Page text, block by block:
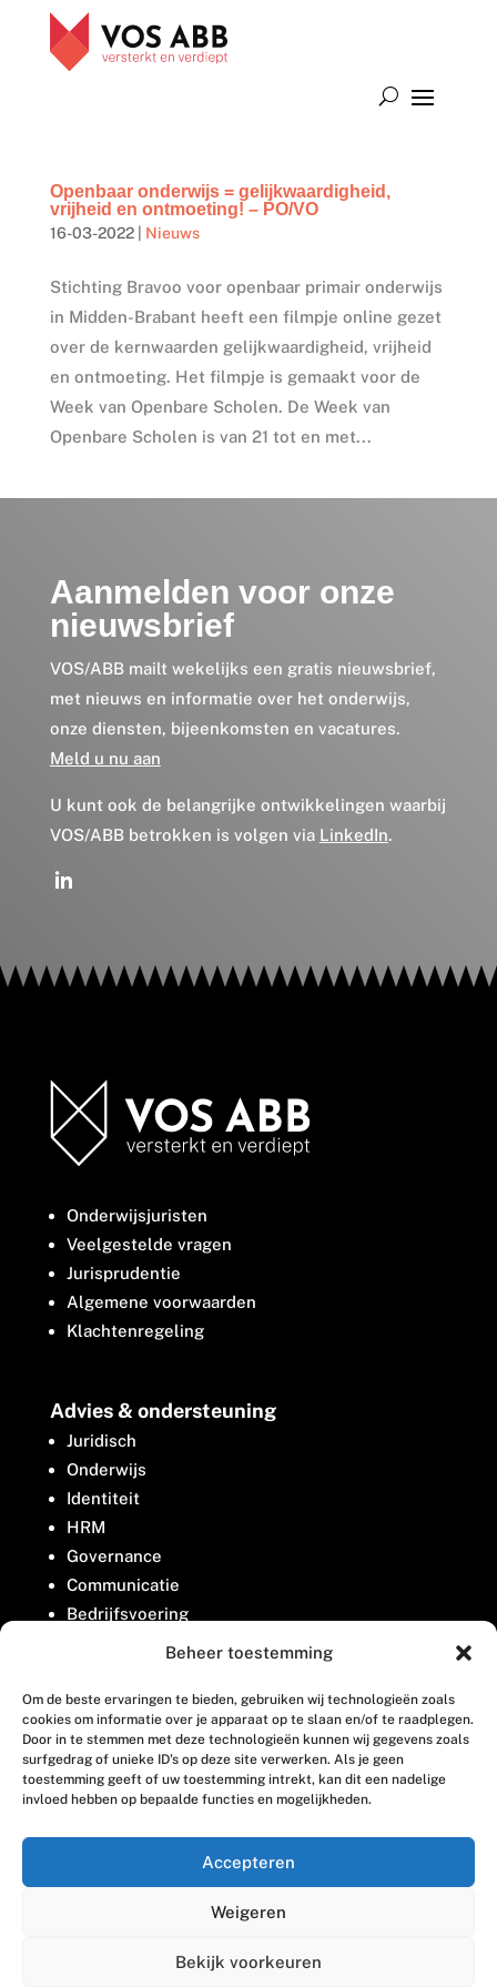
Beheer toestemming
Om de beste ervaringen te bieden, gebruiken wij technologieën zoals
cookies om informatie over je apparaat op te slaan en/of te raadplegen.
Door in te stemmen met deze technologieën kunnen wij gegevens zoals
surfgedrag of unieke ID's op deze site verwerken. Als je geen
toestemming geeft of uw toestemming intrekt, kan dit een nadelige
invloed hebben op bepaalde functies en mogelijkheden.
Accepteren
Weigeren
Bekijk voorkeuren
Openbaar onderwijs = gelijkwaardigheid,
vrijheid en ontmoeting! – PO/VO
16-03-2022| Nieuws
Stichting Bravoo voor openbaar primair onderwijs
in Midden-Brabant heeft een filmpje online gezet
over de kernwaarden gelijkwaardigheid, vrijheid
en ontmoeting. Het filmpje is gemaakt voor de
Week van Openbare Scholen. De Week van
Openbare Scholen is van 21 tot en met...
Aanmelden voor onze
nieuwsbrief
VOS/ABB mailt wekelijks een gratis nieuwsbrief,
met nieuws en informatie over het onderwijs,
onze diensten, bijeenkomsten en vacatures.
Meld u nu aan
U kunt ook de belangrijke ontwikkelingen waarbij
VOS/ABB betrokken is volgen via LinkedIn.
Onderwijsjuristen
Veelgestelde vragen
Jurisprudentie
Algemene voorwaarden
Klachtenregeling
Advies & ondersteuning
Juridisch
Onderwijs
Identiteit
HRM
Governance
Communicatie
Bedrijfsvoering
Belangenbehartiging
Contact
Houttuinlaan 8
3447 GM Woerden